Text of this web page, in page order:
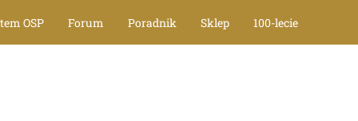
OSP Forum Poradnik Sklep 100-lecie